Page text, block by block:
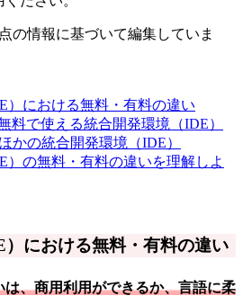
の情報に基づいて編集していま
）における無料・有料の違い
料で使える統合開発環境（IDE）
かの統合開発環境（IDE）
）の無料・有料の違いを理解しよ
における無料・有料の違い
、商用利用ができるか、言語に柔